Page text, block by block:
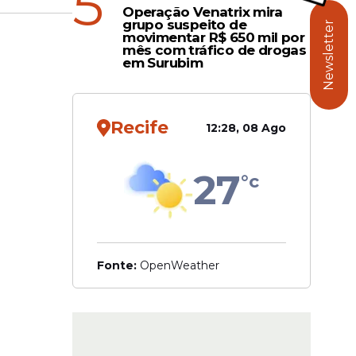
a um
Operação Venatrix mira
grupo suspeito de
movimentar R$ 650 mil por
mês com tráfico de drogas
em Surubim
Recife 12:28, 08 Ago
27°c
Fonte: OpenWeather
Newsletter